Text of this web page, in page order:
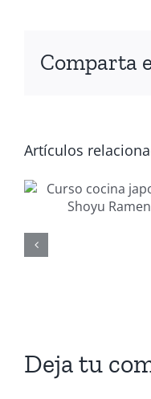
Comparta
Artículos
Deja tu